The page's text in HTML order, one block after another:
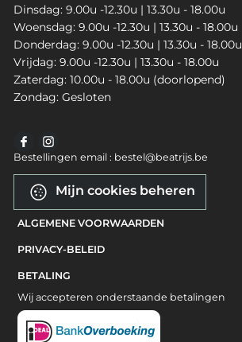
Dinsdag: 9.00u -12.30u | 13.30u - 18.00u
Woensdag: 9.00u -12.30u | 13.30u - 18.00u
Donderdag: 9.00u -12.30u | 13.30u - 18.00u
Vrijdag: 9.00u -12.30u | 13.30u - 18.00u
Zaterdag: 10.00u - 18.00u (doorlopend)
Zondag: Gesloten
Bestellingen email : bestel@beatrijs.be
Mijn cookies beheren
ALGEMENE VOORWAARDEN
PRIVACY-BELEID
BETALING
Wij accepteren onderstaande betalingen